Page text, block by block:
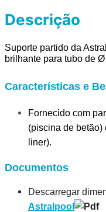
Descrição
Suporte partido da
brilhante para tubo de Ø
Características e
Fornecido com
(piscina de betão)
liner).
Documentos
Descarregar
Astralpool